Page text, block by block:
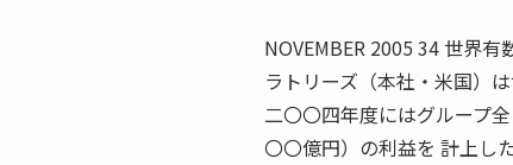
NOVEMBER 2005 34 世界
ラトリーズ（本社・米国）
二〇〇四年度にはグループ
〇〇億円）の利益を 計上した